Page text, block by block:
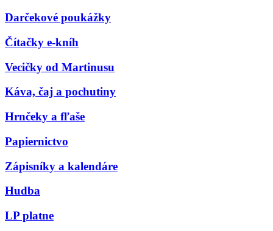
Darčekové poukážky
Čítačky e-kníh
Vecičky od Martinusu
Káva, čaj a pochutiny
Hrnčeky a fľaše
Papiernictvo
Zápisníky a kalendáre
Hudba
LP platne